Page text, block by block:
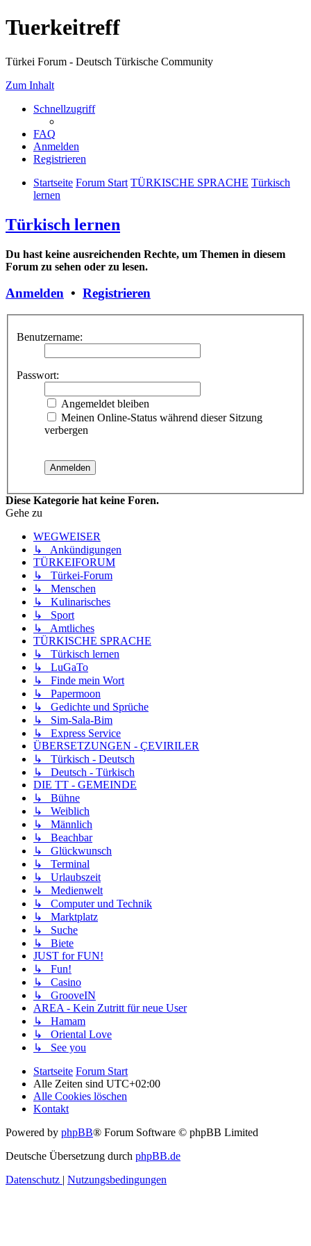
Tuerkeitreff
Türkei Forum - Deutsch Türkische Community
Zum Inhalt
Schnellzugriff
FAQ
Anmelden
Registrieren
Startseite Forum Start TÜRKISCHE SPRACHE Türkisch
lernen
Türkisch lernen
Du hast keine ausreichenden Rechte, um Themen in diesem
Forum zu sehen oder zu lesen.
Anmelden • Registrieren
Benutzername:
Passwort:
Angemeldet bleiben
Meinen Online-Status während dieser Sitzung
verbergen
Diese Kategorie hat keine Foren.
Gehe zu
WEGWEISER
↳ Ankündigungen
TÜRKEIFORUM
↳ Türkei-Forum
↳ Menschen
↳ Kulinarisches
↳ Sport
↳ Amtliches
TÜRKISCHE SPRACHE
↳ Türkisch lernen
↳ LuGaTo
↳ Finde mein Wort
↳ Papermoon
↳ Gedichte und Sprüche
↳ Sim-Sala-Bim
↳ Express Service
ÜBERSETZUNGEN - ÇEVIRILER
↳ Türkisch - Deutsch
↳ Deutsch - Türkisch
DIE TT - GEMEINDE
↳ Bühne
↳ Weiblich
↳ Männlich
↳ Beachbar
↳ Glückwunsch
↳ Terminal
↳ Urlaubszeit
↳ Medienwelt
↳ Computer und Technik
↳ Marktplatz
↳ Suche
↳ Biete
JUST for FUN!
↳ Fun!
↳ Casino
↳ GrooveIN
AREA - Kein Zutritt für neue User
↳ Hamam
↳ Oriental Love
↳ See you
Startseite Forum Start
Alle Zeiten sind UTC+02:00
Alle Cookies löschen
Kontakt
Powered by phpBB® Forum Software © phpBB Limited
Deutsche Übersetzung durch phpBB.de
Datenschutz | Nutzungsbedingungen